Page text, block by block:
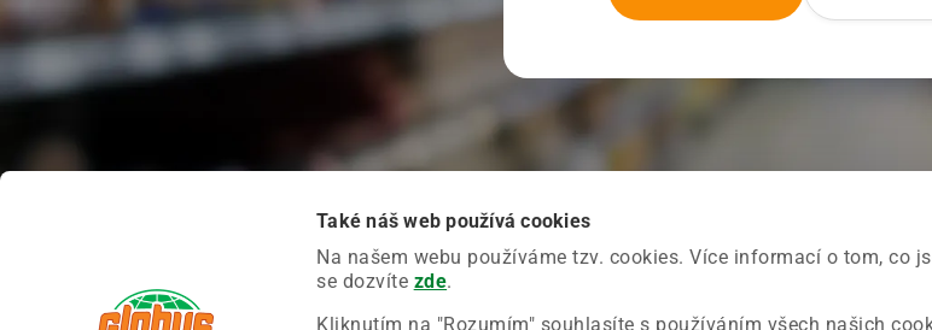
Také náš web používá cookies
Na našem webu používáme tzv. cookies. Více informací o tom, co
se dozvíte zde.
Kliknutím na "Rozumím" souhlasíte s používáním všech našich